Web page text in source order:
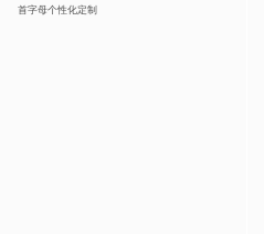
首字母个性化定制